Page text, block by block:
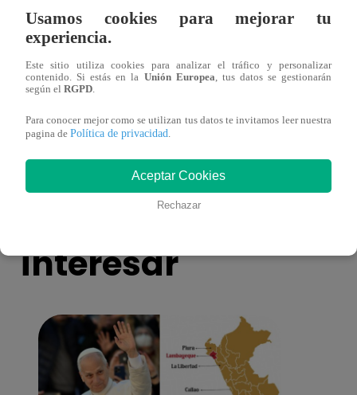
¡Imitadora de Laura Pausini se consagró
ganadora de Yo Soy: Nueva Generación!
También te puede
interesar
Usamos cookies para mejorar tu
experiencia.
Este sitio utiliza cookies para analizar el tráfico y personalizar
contenido. Si estás en la Unión Europea, tus datos se gestionarán
según el RGPD.
Para conocer mejor como se utilizan tus datos te invitamos leer nuestra
pagina de Política de privacidad.
Aceptar Cookies
Rechazar